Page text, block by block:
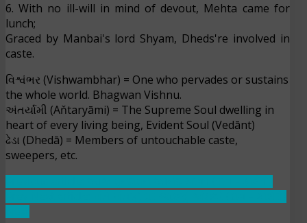
6. With no ill-will in mind of devout, Mehta came for
lunch;
Graced by Manbai's lord Shyam, Dheds're involved in
caste.
વિશ્વંભર (Vishwambhar) = One who pervades or sustains
the whole world. Bhagwan Vishnu.
અંતર્યામી (Aňtaryāmi) = The Supreme Soul dwelling in
heart of every living being, Evident Soul (Vedānt)
ઢેડા (Dhedā) = Members of untouchable caste,
sweepers, etc.